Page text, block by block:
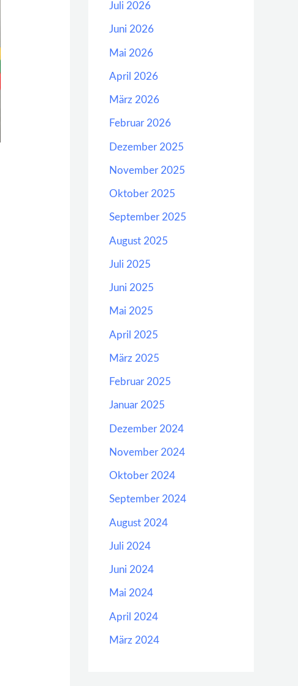
Juli 2026
Juni 2026
Mai 2026
April 2026
März 2026
Februar 2026
Dezember 2025
November 2025
Oktober 2025
September 2025
August 2025
Juli 2025
Juni 2025
Mai 2025
April 2025
März 2025
Februar 2025
Januar 2025
Dezember 2024
November 2024
Oktober 2024
September 2024
August 2024
Juli 2024
Juni 2024
Mai 2024
April 2024
März 2024